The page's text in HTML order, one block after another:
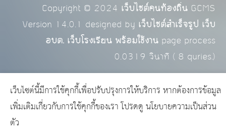
Copyright © 2024 เว็บไซต์คนท้องถิ่นGCMS
Version 14.0.1 designed by เว็บไซต์สำเร็จรูป เว็บ
อบต. เว็บโรงเรียน พร้อมใช้งานpage process
0.0319 วินาที ( 8 quries.)
เว็บไซต์นี้มีการใช้คุกกี้เพื่อปรับปรุงการให้บริการ หากต้องการข้อมูล
เพิ่มเติมเกี่ยวกับการใช้คุกกี้ของเรา โปรดดูนโยบายความเป็นส่วน
ตัว